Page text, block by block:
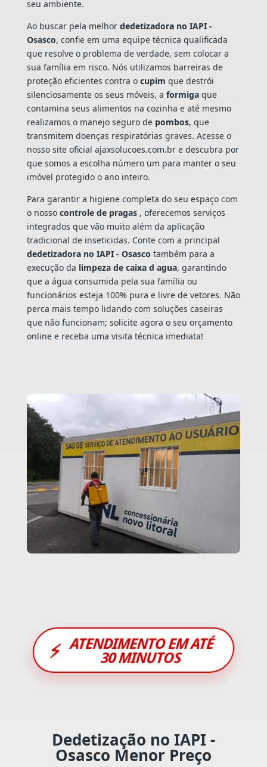
seu ambiente.
Ao buscar pela melhor dedetizadora no IAPI -
Osasco, confie em uma equipe técnica qualificada
que resolve o problema de verdade, sem colocar a
sua família em risco. Nós utilizamos barreiras de
proteção eficientes contra o cupim que destrói
silenciosamente os seus móveis, a formigaque
contamina seus alimentos na cozinha e até mesmo
realizamos o manejo seguro de pombos, que
transmitem doenças respiratórias graves. Acesse o
nosso site oficial ajaxsolucoes.com.br e descubra por
que somos a escolha número um para manter o seu
imóvel protegido o ano inteiro.
Para garantir a higiene completa do seu espaço com
o nosso controle de pragas , oferecemos serviços
integrados que vão muito além da aplicação
tradicional de inseticidas. Conte com a principal
dedetizadora no IAPI - Osasco também para a
execução da limpeza de caixa d agua, garantindo
que a água consumida pela sua família ou
funcionários esteja 100% pura e livre de vetores. Não
perca mais tempo lidando com soluções caseiras
que não funcionam; solicite agora o seu orçamento
online e receba uma visita técnica imediata!
⚡ ATENDIMENTO EM ATÉ
30 MINUTOS
Dedetização no IAPI -
Osasco Menor Preço